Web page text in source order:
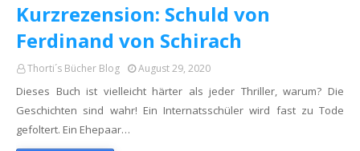
Kurzrezension: Schuld von
Ferdinand von Schirach
Thorti´s Bücher Blog August 29, 2020
Dieses Buch ist vielleicht härter als jeder Thriller, warum? Die
Geschichten sind wahr! Ein Internatsschüler wird fast zu Tode
gefoltert. Ein Ehepaar…